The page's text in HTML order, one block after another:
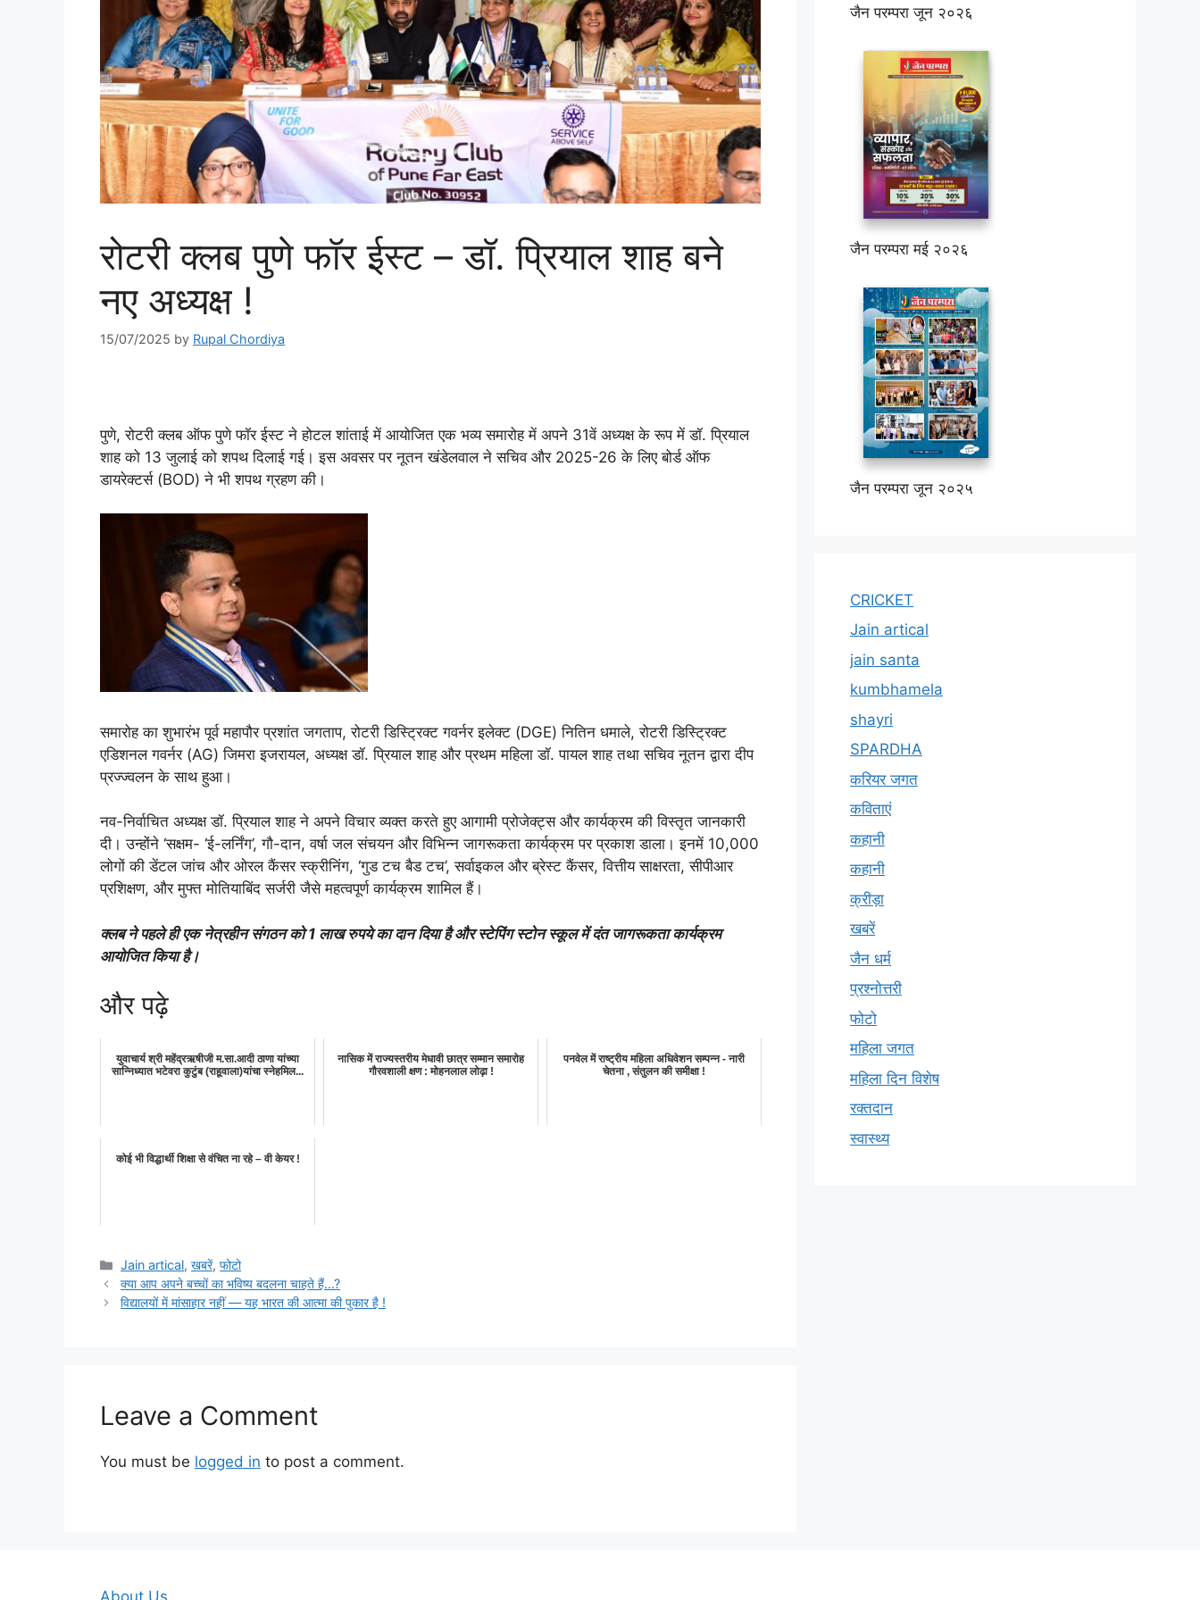
रोटरी क्लब पुणे फॉर ईस्ट – डॉ. प्रियाल शाह बने
नए अध्यक्ष !
15/07/2025 by Rupal Chordiya
पुणे, रोटरी क्लब ऑफ पुणे फॉर ईस्ट ने होटल शांताई में आयोजित एक भव्य समारोह में अपने 31वें अध्यक्ष के रूप में डॉ. प्रियाल
शाह को 13 जुलाई को शपथ दिलाई गई। इस अवसर पर नूतन खंडेलवाल ने सचिव और 2025-26 के लिए बोर्ड ऑफ
डायरेक्टर्स (BOD) ने भी शपथ ग्रहण की।
समारोह का शुभारंभ पूर्व महापौर प्रशांत जगताप, रोटरी डिस्ट्रिक्ट गवर्नर इलेक्ट (DGE) नितिन धमाले, रोटरी डिस्ट्रिक्ट
एडिशनल गवर्नर (AG) जिमरा इजरायल, अध्यक्ष डॉ. प्रियाल शाह और प्रथम महिला डॉ. पायल शाह तथा सचिव नूतन द्वारा दीप
प्रज्ज्वलन के साथ हुआ।
नव-निर्वाचित अध्यक्ष डॉ. प्रियाल शाह ने अपने विचार व्यक्त करते हुए आगामी प्रोजेक्ट्स और कार्यक्रम की विस्तृत जानकारी
दी। उन्होंने ‘सक्षम- ‘ई-लर्निंग’, गौ-दान, वर्षा जल संचयन और विभिन्न जागरूकता कार्यक्रम पर प्रकाश डाला। इनमें 10,000
लोगों की डेंटल जांच और ओरल कैंसर स्क्रीनिंग, ‘गुड टच बैड टच’, सर्वाइकल और ब्रेस्ट कैंसर, वित्तीय साक्षरता, सीपीआर
प्रशिक्षण, और मुफ्त मोतियाबिंद सर्जरी जैसे महत्वपूर्ण कार्यक्रम शामिल हैं।
क्लब ने पहले ही एक नेत्रहीन संगठन को 1 लाख रुपये का दान दिया है और स्टेपिंग स्टोन स्कूल में दंत जागरूकता कार्यक्रम
आयोजित किया है।
और पढ़े
युवाचार्य श्री महेंद्रऋषीजी म.सा.आदी ठाणा यांच्या
सान्निध्यात भटेवरा कुटुंब (राहूवाला)यांचा स्नेहमिल...
नासिक में राज्यस्तरीय मेधावी छात्र सम्मान समारोह
गौरवशाली क्षण : मोहनलाल लोढ़ा !
पनवेल में राष्ट्रीय महिला अधिवेशन सम्पन्न - नारी
चेतना , संतुलन की समीक्षा !
कोई भी विद्धार्थी शिक्षा से वंचित ना रहे – वी केयर !
Categories
Jain artical,खबरें,फोटो
क्या आप अपने बच्चों का भविष्य बदलना चाहते हैं…?
विद्यालयों में मांसाहार नहीं — यह भारत की आत्मा की पुकार है !
Leave a Comment
You must be logged in to post a comment.
जैन परम्परा जून २०२६
जैन परम्परा मई २०२६
जैन परम्परा जून २०२५
CRICKET
Jain artical
jain santa
kumbhamela
shayri
SPARDHA
करियर जगत
कविताएं
कहानी
कहानी
क्रीड़ा
खबरें
जैन धर्म
प्रश्नोत्तरी
फोटो
महिला जगत
महिला दिन विशेष
रक्तदान
स्वास्थ्य
About Us